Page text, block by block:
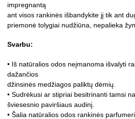
impregnantą
ant visos rankinės išbandykite jį tik ant
priemonė tolygiai nudžiūna, nepalieka
Svarbu:
• Iš natūralios odos neįmanoma išvalyti
dažančios
džinsinės medžiagos paliktų dėmių.
• Sudrėkusi ar stipriai besitrinanti tamsi
šviesesnio paviršiaus audinį.
• Šalia natūralios odos rankinės